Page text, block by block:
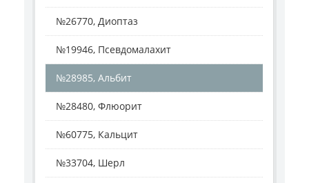
№26770, Диоптаз
№19946, Псевдомалахит
№28985, Альбит
№28480, Флюорит
№60775, Кальцит
№33704, Шерл